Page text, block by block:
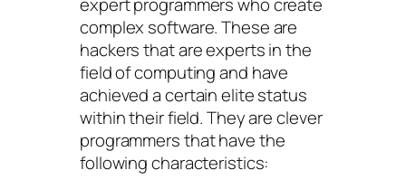
complex software. These are
hackers that are experts in the
field of computing and have
achieved a certain elite status
within their field. They are clever
programmers that have the
following characteristics: